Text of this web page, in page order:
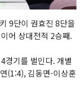
9단이 권효진 8단을
어 상대전적 2승째.
경기를 벌인다. 개별
(1:4), 김동면-이상훈